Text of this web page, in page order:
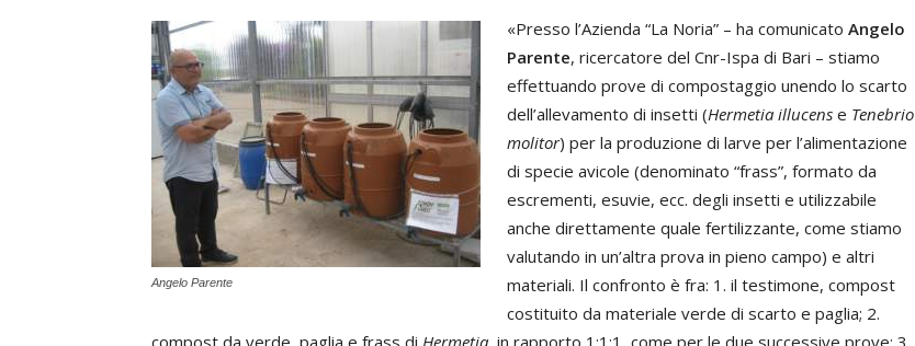
Angelo Parente
«Presso l’Azienda “La Noria” – ha comunicato Angelo
Parente, ricercatore del Cnr-Ispa di Bari – stiamo
effettuando prove di compostaggio unendo lo scarto
dell’allevamento di insetti (Hermetia illucens e Tenebrio
molitor) per la produzione di larve per l’alimentazione
di specie avicole (denominato “frass”, formato da
escrementi, esuvie, ecc. degli insetti e utilizzabile
anche direttamente quale fertilizzante, come stiamo
valutando in un’altra prova in pieno campo) e altri
materiali. Il confronto è fra: 1. il testimone, compost
costituito da materiale verde di scarto e paglia; 2.
compost da verde, paglia e frass di Hermetia, in rapporto 1:1:1, come per le due successive prove; 3.